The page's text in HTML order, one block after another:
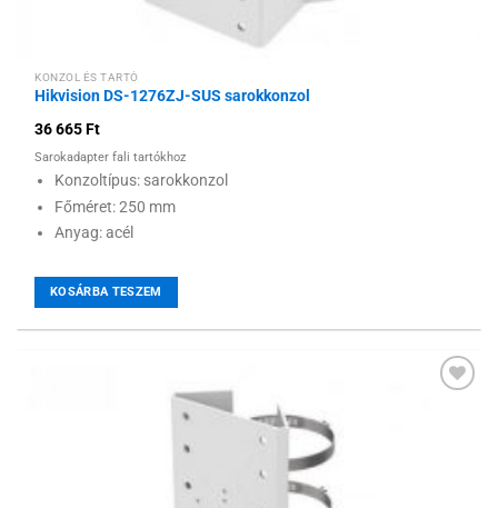
KONZOL ÉS TARTÓ
Hikvision DS-1276ZJ-SUS sarokkonzol
36 665Ft
Sarokadapter fali tartókhoz
Konzoltípus: sarokkonzol
Főméret: 250 mm
Anyag: acél
KOSÁRBA TESZEM